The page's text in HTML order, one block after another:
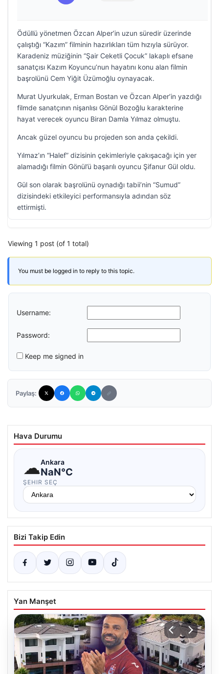
Ödüllü yönetmen Özcan Alper’in uzun süredir üzerinde
çalıştığı “Kazım” filminin hazırlıkları tüm hızıyla sürüyor.
Karadeniz müziğinin “Şair Ceketli Çocuk” lakaplı efsane
sanatçısı Kazım Koyuncu’nun hayatını konu alan filmin
başrolünü Cem Yiğit Üzümoğlu oynayacak.
Murat Uyurkulak, Erman Bostan ve Özcan Alper’in yazdığı
filmde sanatçının nişanlısı Gönül Bozoğlu karakterine
hayat verecek oyuncu Biran Damla Yılmaz olmuştu.
Ancak güzel oyuncu bu projeden son anda çekildi.
Yılmaz’ın “Halef” dizisinin çekimleriyle çakışacağı için yer
alamadığı filmin Gönül’ü başarılı oyuncu Şifanur Gül oldu.
Gül son olarak başrolünü oynadığı tabii’nin “Sumud”
dizisindeki etkileyici performansıyla adından söz
ettirmişti.
Viewing 1 post (of 1 total)
You must be logged in to reply to this topic.
Username:
Password:
Keep me signed in
Paylaş:
Hava Durumu
☁Ankara
NaN°C
ŞEHIR SEÇ
Bizi Takip Edin
Yan Manşet